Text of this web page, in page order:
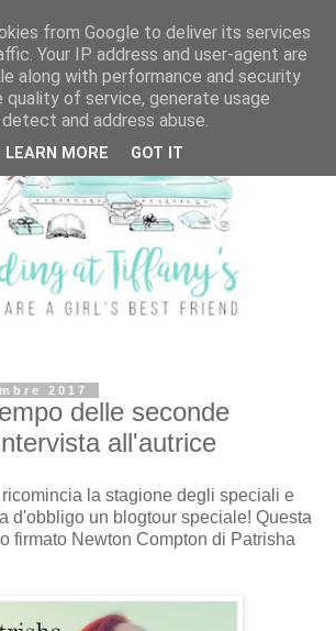
2017
delle seconde
all'autrice
la stagione degli speciali e
d'obbligo un blogtour speciale! Questa
firmato Newton Compton di Patrisha
from Google to deliver its services
Your IP address and user-agent are
along with performance and security
of service, generate usage
and address abuse.
LEARN MORE GOT IT